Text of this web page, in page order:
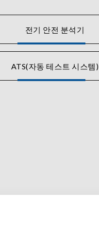
전기 안전 분석기
ATS(자동 테스트 시스템)